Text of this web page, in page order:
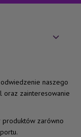
naszego
oraz zainteresowanie
zarówno